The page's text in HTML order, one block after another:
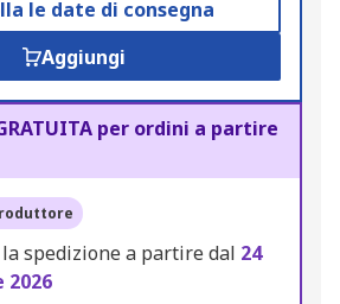
le date di consegna
Aggiungi
per ordini a partire
spedizione a partire dal 24